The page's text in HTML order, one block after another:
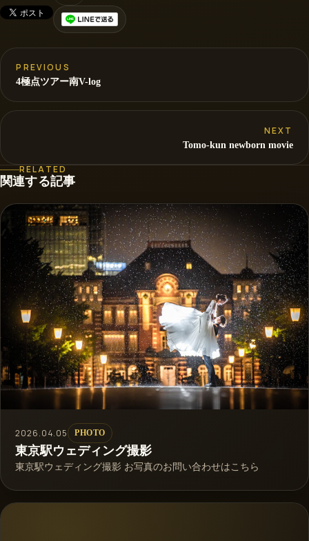
PREVIOUS
4極点ツアー南V-log
NEXT
Tomo-kun newborn movie
RELATED
関連する記事
2026.04.05 PHOTO
東京駅ウェディング撮影
東京駅ウェディング撮影 お写真のお問い合わせはこちら